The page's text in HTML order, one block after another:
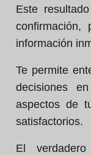
Este
información
Te permite
decisiones
aspectos de
satisfactorios.
El